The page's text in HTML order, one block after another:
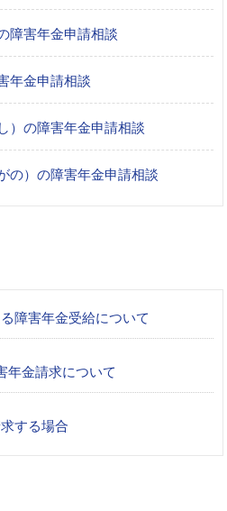
障害年金申請相談
年金申請相談
）の障害年金申請相談
の）の障害年金申請相談
障害年金受給について
年金請求について
する場合